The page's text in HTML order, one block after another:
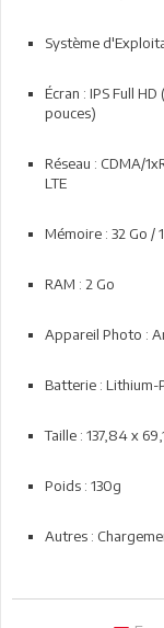
Système
Écran : IPS Full
pouces)
Réseau : CDMA/
LTE
Mémoire : 32 Go /
RAM : 2 Go
Appareil Photo :
Batterie : Lithium-
Taille : 137,84 x
Poids : 130g
Autres :